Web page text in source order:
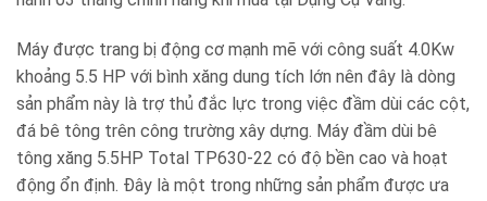
Máy được trang bị động cơ mạnh mẽ với công suất 4.0Kw
khoảng 5.5 HP với bình xăng dung tích lớn nên đây là dòng
sản phẩm này là trợ thủ đắc lực trong việc đầm dùi các cột,
đá bê tông trên công trường xây dựng. Máy đầm dùi bê
tông xăng 5.5HP Total TP630-22 có độ bền cao và hoạt
động ổn định. Đây là một trong những sản phẩm được ưa